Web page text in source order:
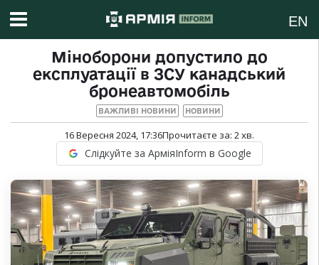
EN
Міноборони допустило до
експлуатації в ЗСУ канадський
бронеавтомобіль
ВАЖЛИВІ НОВИНИ НОВИНИ
16 Вересня 2024, 17:36Прочитаєте за: 2хв.
Слідкуйте за АрміяInform в Google